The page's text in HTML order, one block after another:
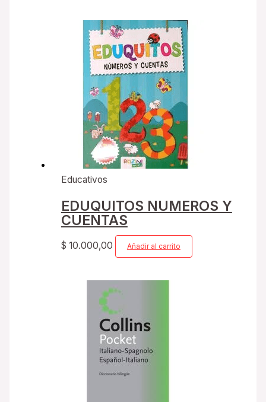
Educativos
EDUQUITOS NUMEROS Y
CUENTAS
$ 10.000,00 Añadir al carrito